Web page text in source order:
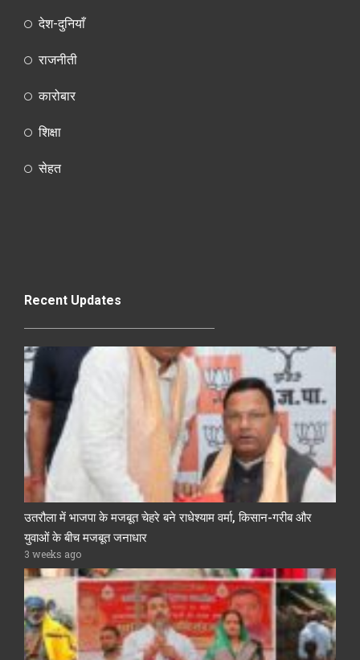
देश-दुनियाँ
राजनीती
कारोबार
शिक्षा
सेहत
Recent Updates
उतरौला में भाजपा के मजबूत चेहरे बने राधेश्याम वर्मा, किसान-गरीब और
युवाओं के बीच मजबूत जनाधार
3 weeks ago